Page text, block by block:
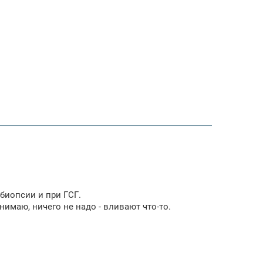
и при ГСГ.
ничего не надо - вливают что-то.